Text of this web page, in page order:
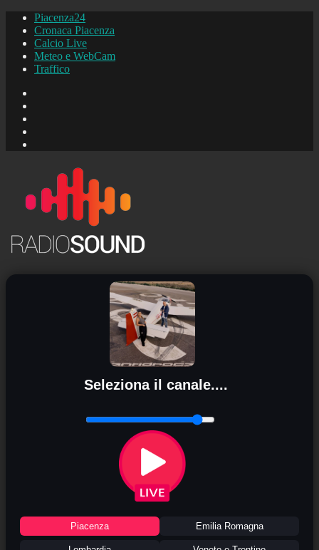
Piacenza24
Cronaca Piacenza
Calcio Live
Meteo e WebCam
Traffico
Seleziona il canale....
Piacenza Emilia Romagna